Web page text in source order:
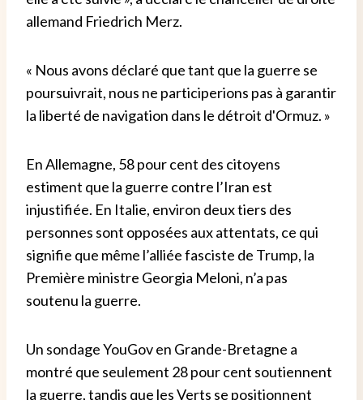
allemand Friedrich Merz.
« Nous avons déclaré que tant que la guerre se
poursuivrait, nous ne participerions pas à garantir
la liberté de navigation dans le détroit d'Ormuz. »
En Allemagne, 58 pour cent des citoyens
estiment que la guerre contre l’Iran est
injustifiée. En Italie, environ deux tiers des
personnes sont opposées aux attentats, ce qui
signifie que même l’alliée fasciste de Trump, la
Première ministre Georgia Meloni, n’a pas
soutenu la guerre.
Un sondage YouGov en Grande-Bretagne a
montré que seulement 28 pour cent soutiennent
la guerre, tandis que les Verts se positionnent